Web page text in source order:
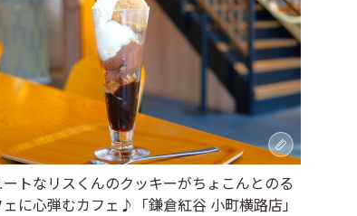
ートなリスくんのクッキーがちょこんとのる
ェに心弾むカフェ♪「鎌倉紅谷 小町横路店」